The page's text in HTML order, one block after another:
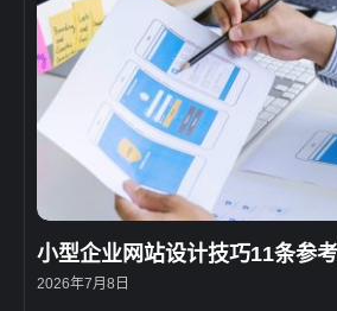
小型企业网站设计技巧11条参
2026年7月8日